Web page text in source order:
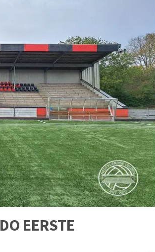
EERSTE